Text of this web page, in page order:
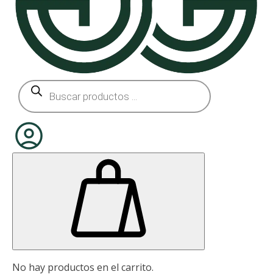
Búsqueda
de
productos
No hay productos en el carrito.